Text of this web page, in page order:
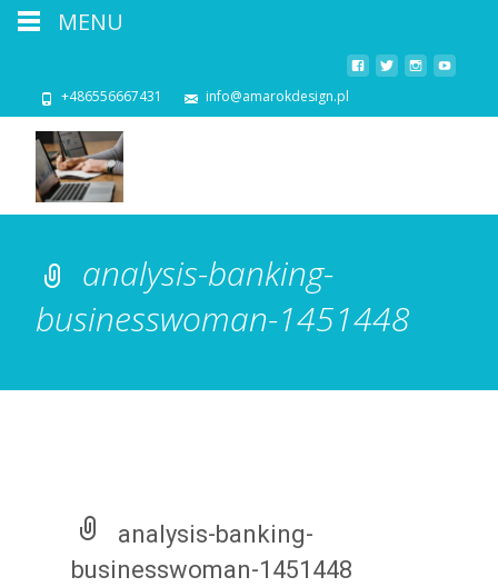
+486556667431 info@amarokdesign.pl
analysis-banking-
businesswoman-1451448
analysis-banking-
businesswoman-1451448
MENU